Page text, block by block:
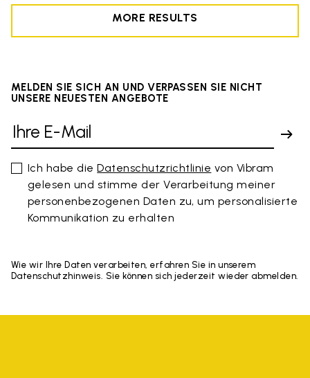
MORE RESULTS
MELDEN SIE SICH AN UND VERPASSEN SIE NICHT
UNSERE NEUESTEN ANGEBOTE
Ich habe dieDatenschutzrichtlinie von Vibram
gelesen und stimme der Verarbeitung meiner
personenbezogenen Daten zu, um personalisierte
Kommunikation zu erhalten
Wie wir Ihre Daten verarbeiten, erfahren Sie in unserem
Datenschutzhinweis. Sie können sich jederzeit wieder abmelden.